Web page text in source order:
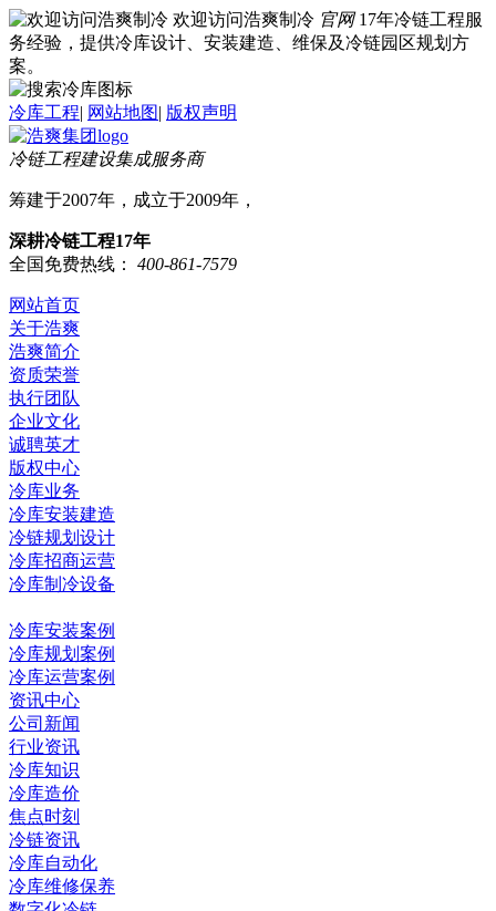
欢迎访问浩爽制冷 官网 17年冷链工程服
务经验，提供冷库设计、安装建造、维保及冷链园区规划方
案。
冷库工程| 网站地图| 版权声明
冷链工程建设集成服务商
筹建于2007年，成立于2009年，
深耕冷链工程17年
全国免费热线：
400-861-7579
网站首页
关于浩爽
浩爽简介
资质荣誉
执行团队
企业文化
诚聘英才
版权中心
冷库业务
冷库安装建造
冷链规划设计
冷库招商运营
冷库制冷设备
冷库安装案例
冷库规划案例
冷库运营案例
资讯中心
公司新闻
行业资讯
冷库知识
冷库造价
焦点时刻
冷链资讯
冷库自动化
冷库维修保养